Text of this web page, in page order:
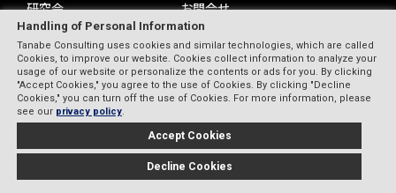
Handling of Personal Information
Tanabe Consulting uses cookies and similar technologies, which are called
Cookies, to improve our website. Cookies collect information to analyze your
usage of our website or personalize the contents or ads for you. By clicking
"Accept Cookies," you agree to the use of Cookies. By clicking "Decline
Cookies," you can turn off the use of Cookies. For more information, please
see our privacy policy.
Accept Cookies
Decline Cookies
研究会
セミナー
書籍
企業情報
採用情報
お問合せ
プライバシーポリシー
情報セキュリティポリシー
サイトマップ
COPYRIGHT (C) 2022 TANABE CONSULTING GROUP CO.,LTD ALL RIGHTS
RESERVED.